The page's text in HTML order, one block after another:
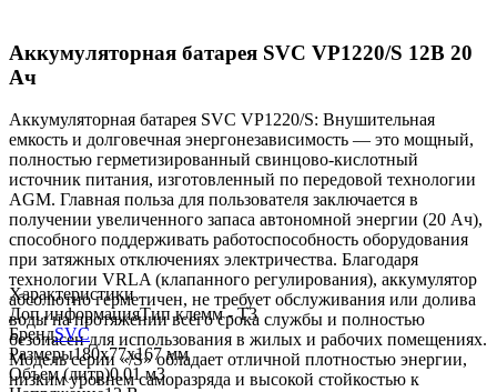
Аккумуляторная батарея SVC VP1220/S 12В 20
Ач
Аккумуляторная батарея SVC VP1220/S: Внушительная
емкость и долговечная энергонезависимость — это мощный,
полностью герметизированный свинцово-кислотный
источник питания, изготовленный по передовой технологии
AGM. Главная польза для пользователя заключается в
получении увеличенного запаса автономной энергии (20 Ач),
способного поддерживать работоспособность оборудования
при затяжных отключениях электричества. Благодаря
технологии VRLA (клапанного регулирования), аккумулятор
абсолютно герметичен, не требует обслуживания или долива
воды на протяжении всего срока службы и полностью
безопасен для использования в жилых и рабочих помещениях.
Модель серии «/S» обладает отличной плотностью энергии,
низким уровнем саморазряда и высокой стойкостью к
Характеристики
Доп.информацияТип клемм - Т3
БрендSVC
Размеры180х77х167 мм
Объем (литр)0.01 м3